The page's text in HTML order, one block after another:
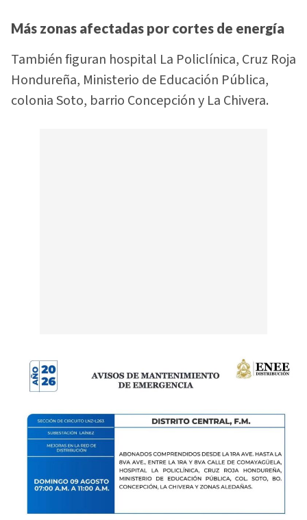
Más zonas afectadas por cortes de energía
También figuran hospital La Policlínica, Cruz Roja
Hondureña, Ministerio de Educación Pública,
colonia Soto, barrio Concepción y La Chivera.